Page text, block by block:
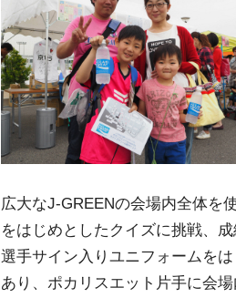
広大なJ-GREENの会場内全体を
をはじめとしたクイズに挑戦、
選手サイン入りユニフォームを
あり、ポカリスエット片手に会